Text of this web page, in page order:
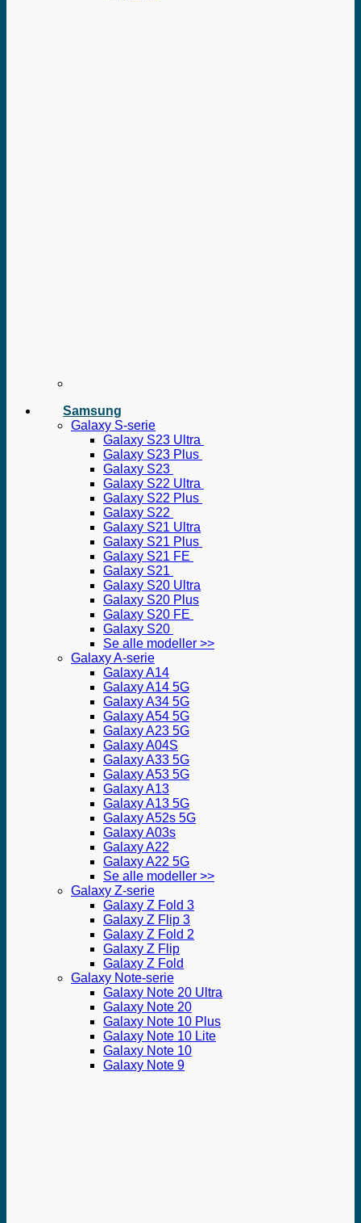
Samsung
Galaxy S-serie
Galaxy S23 Ultra
Galaxy S23 Plus
Galaxy S23
Galaxy S22 Ultra
Galaxy S22 Plus
Galaxy S22
Galaxy S21 Ultra
Galaxy S21 Plus
Galaxy S21 FE
Galaxy S21
Galaxy S20 Ultra
Galaxy S20 Plus
Galaxy S20 FE
Galaxy S20
Se alle modeller >>
Galaxy A-serie
Galaxy A14
Galaxy A14 5G
Galaxy A34 5G
Galaxy A54 5G
Galaxy A23 5G
Galaxy A04S
Galaxy A33 5G
Galaxy A53 5G
Galaxy A13
Galaxy A13 5G
Galaxy A52s 5G
Galaxy A03s
Galaxy A22
Galaxy A22 5G
Se alle modeller >>
Galaxy Z-serie
Galaxy Z Fold 3
Galaxy Z Flip 3
Galaxy Z Fold 2
Galaxy Z Flip
Galaxy Z Fold
Galaxy Note-serie
Galaxy Note 20 Ultra
Galaxy Note 20
Galaxy Note 10 Plus
Galaxy Note 10 Lite
Galaxy Note 10
Galaxy Note 9